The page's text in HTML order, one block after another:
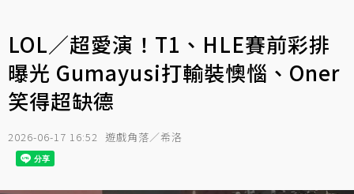
LOL／超愛演！T1、HLE賽前彩排
曝光 Gumayusi打輸裝懊惱、Oner
笑得超缺德
2026-06-17 16:52 遊戲角落／希洛